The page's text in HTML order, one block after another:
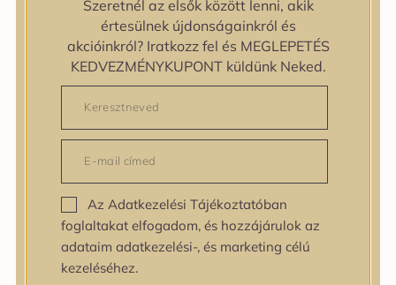
zipiderm
Bőrállapot
Bőrállapot
Bőrtípus
Bőrtípus
Kombinált
Száraz
Zsíros
Bőrprobléma
Bőrprobléma
Bőrpír
Dehidratált bőr
Szeretnél az elsők között lenni, akik
értesülnek újdonságainkról és
akcióinkról? Iratkozz fel és MEGLEPETÉS
KEDVEZMÉNYKUPONT küldünk Neked.
Az Adatkezelési Tájékoztatóban
foglaltakat elfogadom, és hozzájárulok az
adataim adatkezelési-, és marketing célú
kezeléséhez.